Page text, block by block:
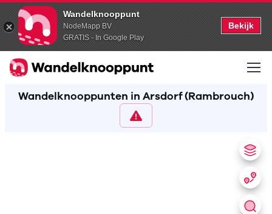
Wandelknooppunt
NodeMapp BV
GRATIS - In Google Play
Bekijk
Wandelknooppunten in Arsdorf (Rambrouch)